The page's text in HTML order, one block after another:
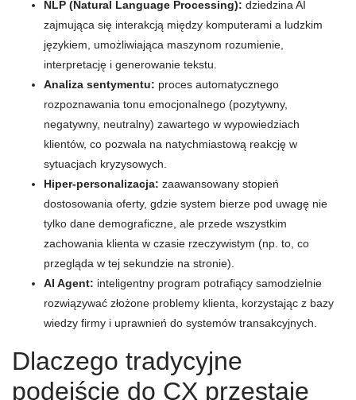
NLP (Natural Language Processing): dziedzina AI
zajmująca się interakcją między komputerami a ludzkim
językiem, umożliwiająca maszynom rozumienie,
interpretację i generowanie tekstu.
Analiza sentymentu: proces automatycznego
rozpoznawania tonu emocjonalnego (pozytywny,
negatywny, neutralny) zawartego w wypowiedziach
klientów, co pozwala na natychmiastową reakcję w
sytuacjach kryzysowych.
Hiper-personalizacja: zaawansowany stopień
dostosowania oferty, gdzie system bierze pod uwagę nie
tylko dane demograficzne, ale przede wszystkim
zachowania klienta w czasie rzeczywistym (np. to, co
przegląda w tej sekundzie na stronie).
AI Agent: inteligentny program potrafiący samodzielnie
rozwiązywać złożone problemy klienta, korzystając z bazy
wiedzy firmy i uprawnień do systemów transakcyjnych.
Dlaczego tradycyjne
podejście do CX przestaje